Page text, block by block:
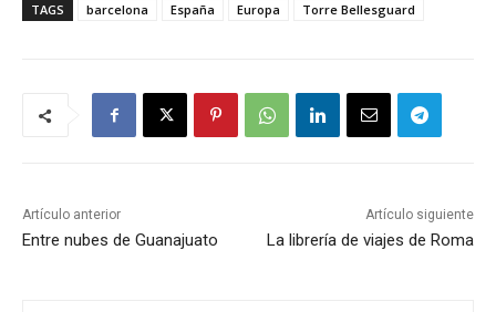
TAGS barcelona España Europa Torre Bellesguard
Artículo anterior
Entre nubes de Guanajuato
Artículo siguiente
La librería de viajes de Roma